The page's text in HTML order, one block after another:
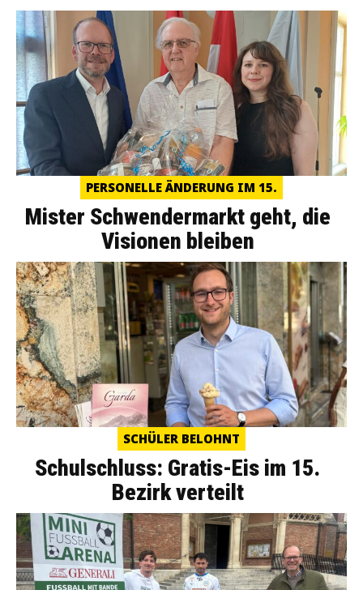
PERSONELLE ÄNDERUNG IM 15.
Mister Schwendermarkt geht, die
Visionen bleiben
SCHÜLER BELOHNT
Schulschluss: Gratis-Eis im 15.
Bezirk verteilt